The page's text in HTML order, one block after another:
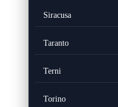
Siracusa
Taranto
Terni
Torino